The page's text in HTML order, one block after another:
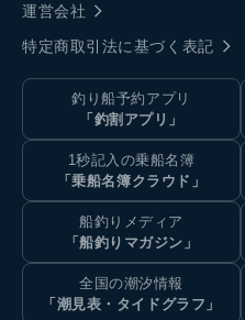
運営会社
特定商取引法に基づく表記
釣り船予約アプリ
「釣割アプリ」
1秒記入の乗船名簿
「乗船名簿クラウド」
船釣りメディア
「船釣りマガジン」
全国の潮汐情報
「潮見表・タイドグラフ」